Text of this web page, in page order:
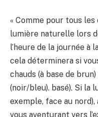
« Comme pour tous
lumière naturelle lors
l’heure de la journée à
cela déterminera si
chauds (à base de
(noir/bleu). basé). Si la
exemple, face au
vous aventurant vers